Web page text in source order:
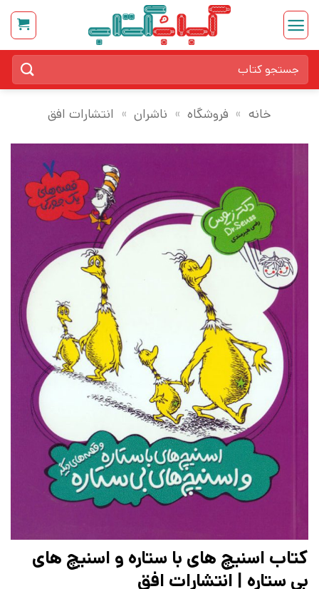
Skip
content
برای:
خانه » فروشگاه » ناشران » انتشارات افق
کتاب اسنیچ های با ستاره و اسنیچ های
بی ستاره | انتشارات افق